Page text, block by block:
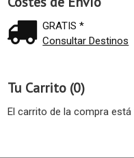
GRATIS *
Consultar Destinos
Tu Carrito (0)
El carrito de la compra está